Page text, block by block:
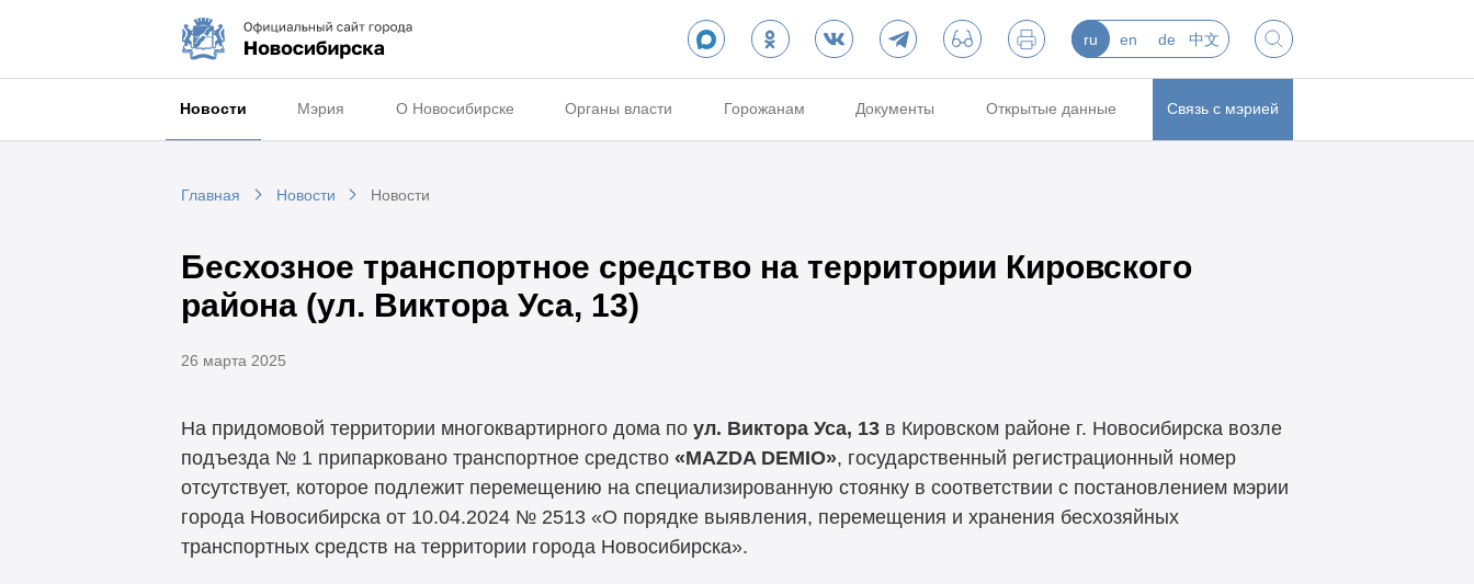
ru en de 中文
Новости Мэрия О Новосибирске Органы власти Горожанам Документы Открытые данные Связь с мэрией
Главная Новости Новости
Бесхозное транспортное средство на территории Кировского
района (ул. Виктора Уса, 13)
26 марта 2025
На придомовой территории многоквартирного дома по ул. Виктора Уса, 13в Кировском районе г. Новосибирска возле
подъезда № 1 припарковано транспортное средство «MAZDA DEMIO», государственный регистрационный номер
отсутствует, которое подлежит перемещению на специализированную стоянку в соответствии с постановлением мэрии
города Новосибирска от 10.04.2024 № 2513 «О порядке выявления, перемещения и хранения бесхозяйных
транспортных средств на территории города Новосибирска».